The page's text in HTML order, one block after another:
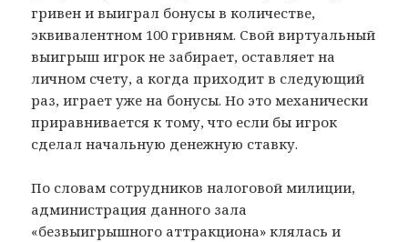
гривен и выиграл бонусы в количестве,
эквивалентном 100 гривням. Свой виртуальный
выигрыш игрок не забирает, оставляет на
личном счету, а когда приходит в следующий
раз, играет уже на бонусы. Но это механически
приравнивается к тому, что если бы игрок
сделал начальную денежную ставку.
По словам сотрудников налоговой милиции,
администрация данного зала
«безвыигрышного аттракциона» клялась и